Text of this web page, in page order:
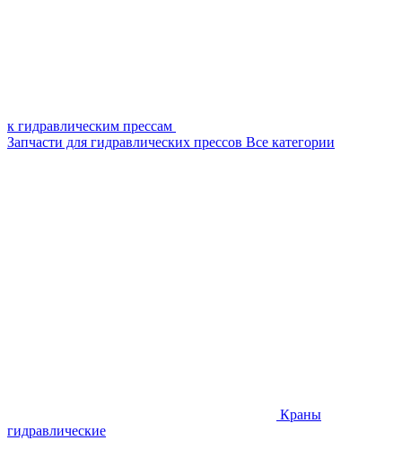
к гидравлическим прессам
Запчасти для гидравлических прессов Все категории
Краны
гидравлические